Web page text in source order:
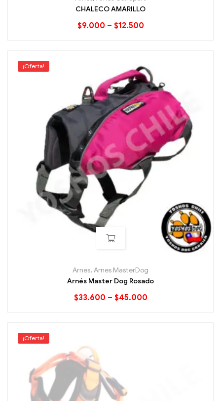
CHALECO AMARILLO
$9.000 – $12.500
¡Oferta!
Arnes, Arnes MasterDog
Arnés Master Dog Rosado
$33.600 – $45.000
¡Oferta!